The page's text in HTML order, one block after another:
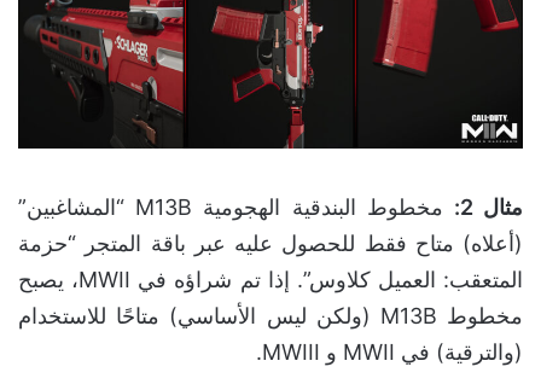
مثال 2 :
مخطوط البندقية الهجومية M13B “المشاغبين”
(أعلاه) متاح فقط للحصول عليه عبر باقة المتجر “حزمة
المتعقب: العميل كلاوس”. إذا تم شراؤه في MWII، يصبح
مخطوط M13B (ولكن ليس الأساسي) متاحًا للاستخدام
(والترقية) في MWII و MWIII.